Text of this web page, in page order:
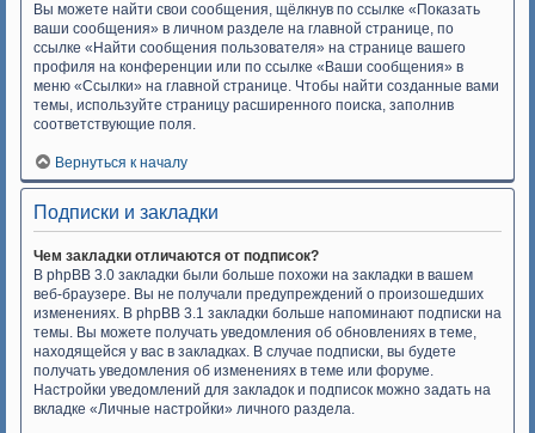
Вы можете найти свои сообщения, щёлкнув по ссылке «Показать
ваши сообщения» в личном разделе на главной странице, по
ссылке «Найти сообщения пользователя» на странице вашего
профиля на конференции или по ссылке «Ваши сообщения» в
меню «Ссылки» на главной странице. Чтобы найти созданные вами
темы, используйте страницу расширенного поиска, заполнив
соответствующие поля.
Вернуться к началу
Подписки и закладки
Чем закладки отличаются от подписок?
В phpBB 3.0 закладки были больше похожи на закладки в вашем
веб-браузере. Вы не получали предупреждений о произошедших
изменениях. В phpBB 3.1 закладки больше напоминают подписки на
темы. Вы можете получать уведомления об обновлениях в теме,
находящейся у вас в закладках. В случае подписки, вы будете
получать уведомления об изменениях в теме или форуме.
Настройки уведомлений для закладок и подписок можно задать на
вкладке «Личные настройки» личного раздела.